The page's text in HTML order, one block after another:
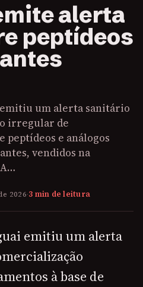
alerta
peptídeos
emitiu um alerta sanitário
irregular de
peptídeos e análogos
vendidos na
2026·3 min de leitura
emitiu um alerta
à base de